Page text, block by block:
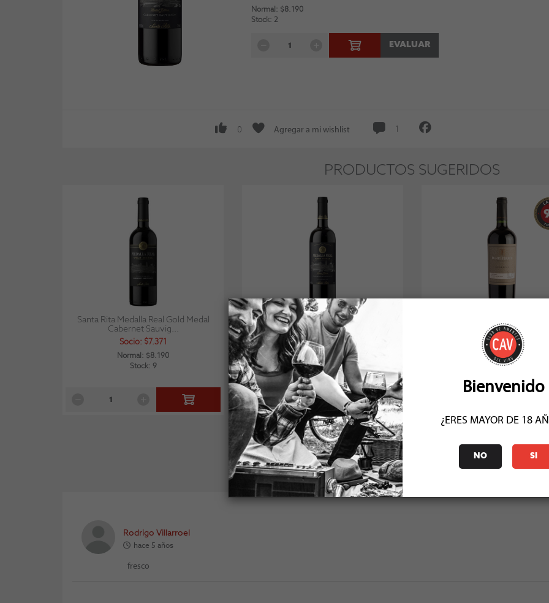
Normal: $8.190
Stock: 2
EVALUAR
0 Agregar a mi wishlist 1
PRODUCTOS SUGERIDOS
Santa Rita Medalla Real Gold Medal
Cabernet Sauvig...
Socio: $7.371
Normal: $8.190
Stock: 9
Santa Rita Medalla Real Gold Medal
Cabernet Sauvig...
Socio: $7.371
Normal: $8.190
Stock: 6
Reserva 2024
Socio: $6.291
Normal: $6.990
Stock: 29
COMENTARIOS (1)
Rodrigo Villarroel
hace 5 años
fresco
Bienvenido
¿ERES MAYOR DE 18
NO SI